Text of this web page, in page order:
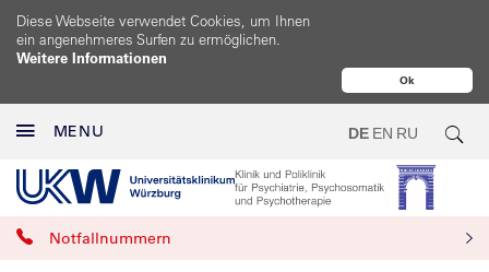
Ok
Diese Webseite verwendet Cookies, um Ihnen
ein angenehmeres Surfen zu ermöglichen.
Weitere Informationen
MENU DE EN RU
Notfallnummern